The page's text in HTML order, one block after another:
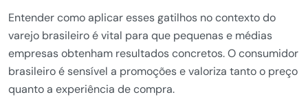
Entender como aplicar esses gatilhos no contexto do
varejo brasileiro é vital para que pequenas e médias
empresas obtenham resultados concretos. O consumidor
brasileiro é sensível a promoções e valoriza tanto o preço
quanto a experiência de compra.